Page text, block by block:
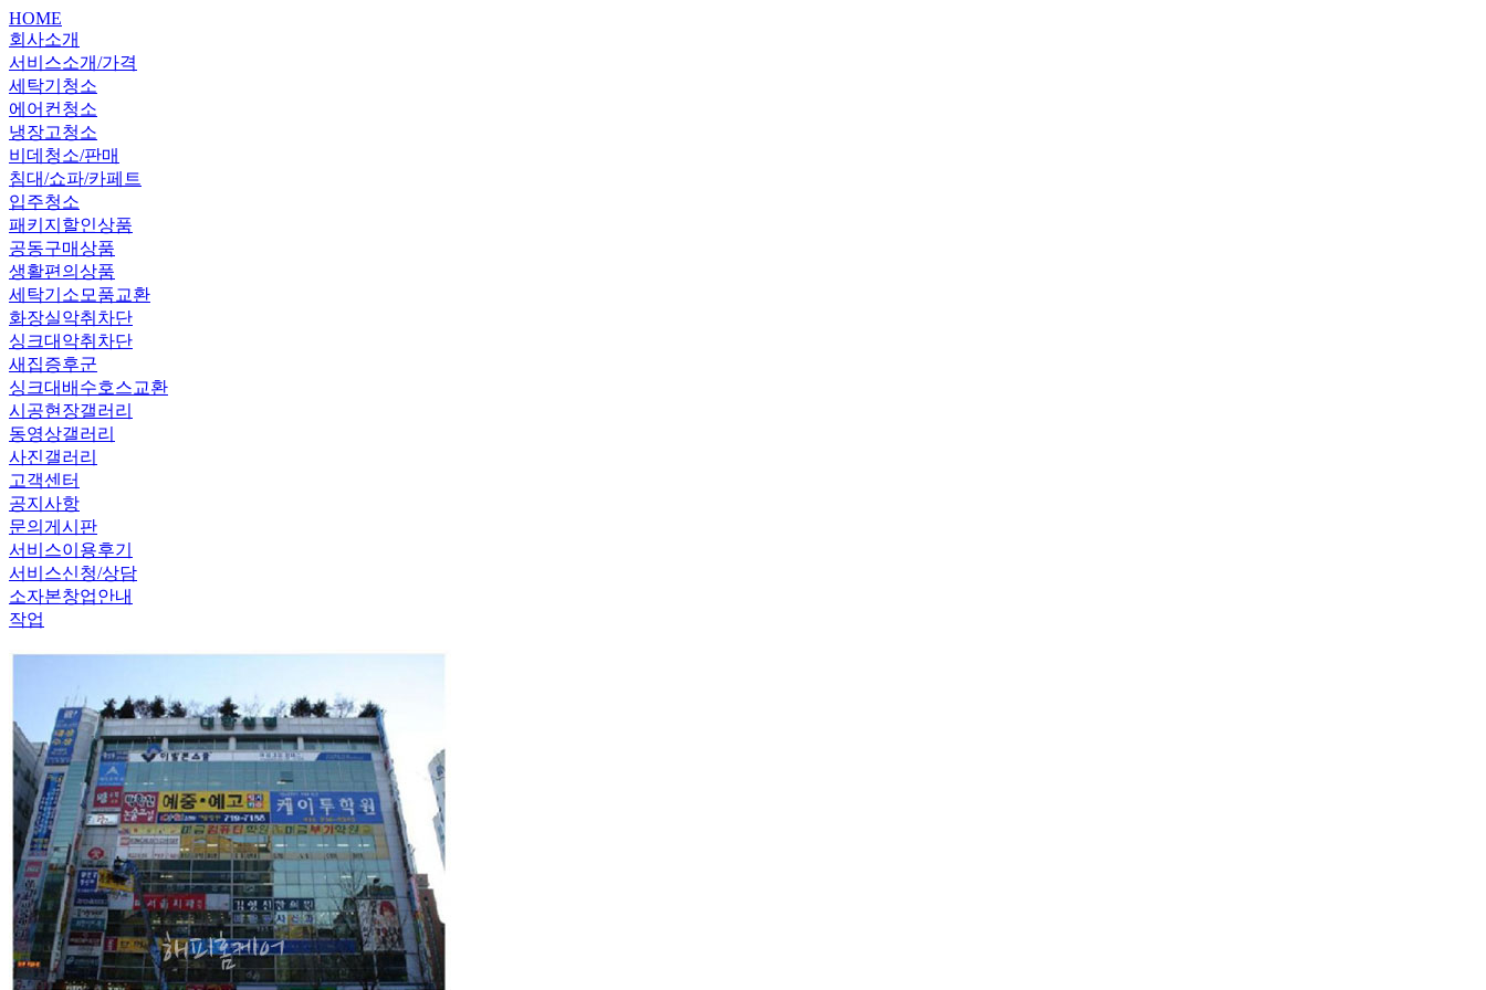
HOME
회사소개
서비스소개/가격
세탁기청소
에어컨청소
냉장고청소
비데청소/판매
침대/쇼파/카페트
입주청소
패키지할인상품
공동구매상품
생활편의상품
세탁기소모품교환
화장실악취차단
싱크대악취차단
새집증후군
싱크대배수호스교환
시공현장갤러리
동영상갤러리
사진갤러리
고객센터
공지사항
문의게시판
서비스이용후기
서비스신청/상담
소자본창업안내
작업